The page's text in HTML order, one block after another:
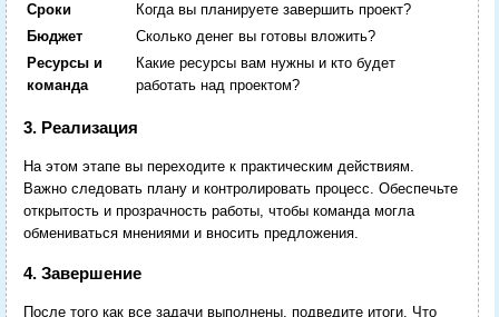
Сроки
Когда вы планируете завершить проект?
Бюджет
Сколько денег вы готовы вложить?
Ресурсы и
команда
Какие ресурсы вам нужны и кто будет
работать над проектом?
3. Реализация
На этом этапе вы переходите к практическим действиям.
Важно следовать плану и контролировать процесс. Обеспечьте
открытость и прозрачность работы, чтобы команда могла
обмениваться мнениями и вносить предложения.
4. Завершение
После того как все задачи выполнены, подведите итоги. Что